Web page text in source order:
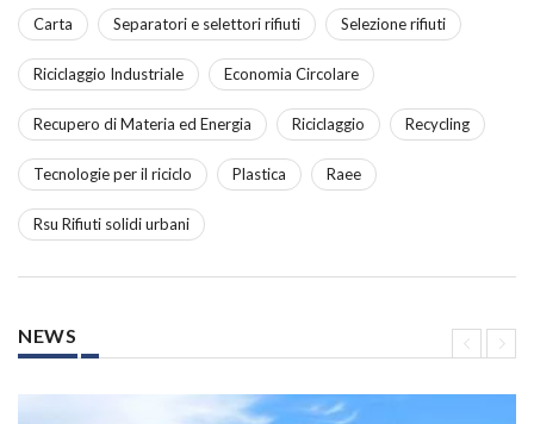
Carta Separatori e selettori rifiuti Selezione rifiuti
Riciclaggio Industriale Economia Circolare
Recupero di Materia ed Energia Riciclaggio Recycling
Tecnologie per il riciclo Plastica Raee
Rsu Rifiuti solidi urbani
NEWS